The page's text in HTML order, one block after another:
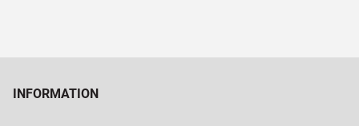
INFORMATION